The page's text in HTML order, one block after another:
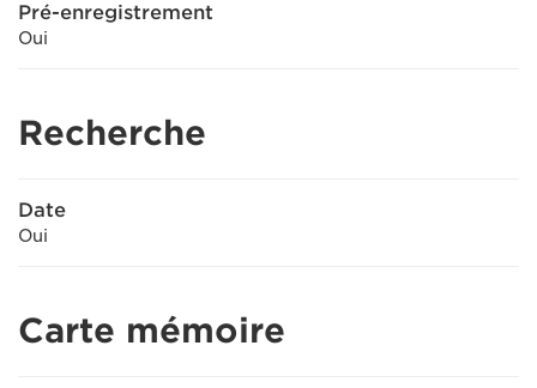
Pré-enregistrement
Oui
Recherche
Date
Oui
Carte mémoire